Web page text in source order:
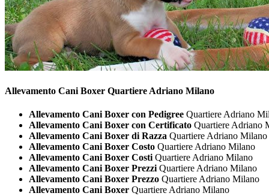
Allevamento Cani Boxer Quartiere Adriano Milano
Allevamento Cani Boxer con Pedigree Quartiere Adriano
Allevamento Cani Boxer con Certificato Quartiere Adriano
Allevamento Cani Boxer di Razza Quartiere Adriano Milano
Allevamento Cani Boxer Costo Quartiere Adriano Milano
Allevamento Cani Boxer Costi Quartiere Adriano Milano
Allevamento Cani Boxer Prezzi Quartiere Adriano Milano
Allevamento Cani Boxer Prezzo Quartiere Adriano Milano
Allevamento Cani Boxer Quartiere Adriano Milano